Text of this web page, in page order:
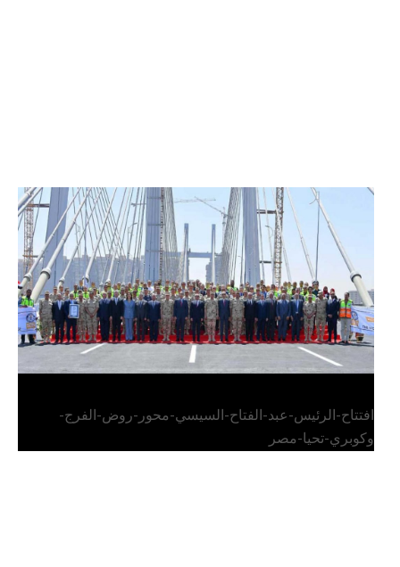
الرئيس عبد الفتاح السيسي يفتتح محور روض الفرج
وكوبري تحيا مصر
افتتاح-الرئيس-عبد-الفتاح-السيسي-محور-روض-الفرج-
وكوبري-تحيا-مصر